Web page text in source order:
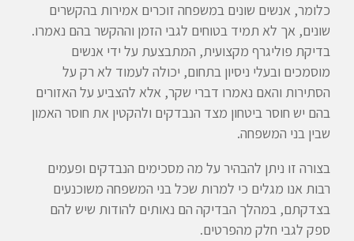
כלומר, אנשים שונים במשפחה זוכרים אמירות בהקשרים
שונים, אך לא תמיד בטוחים לגבי הזמן וההקשר בהם נאמרו.
בדיקת פוליגרף מקצועית, המתבצעת על ידי אנשים
מוסמכים ובעלי ניסיון בתחום, יכולה לעמוד לא רק על
הסתירות והאם נאמרו דברי שקר, אלא להצביע על האזורים
בהם יש חוסר ביטחון מצד הנבדקים ולהקטין את חוסר האמון
שבין בני המשפחה.
בצורה זו ניתן להבהיר על מה מסכימים הנבדקים ופעמים
רבות אנו מגלים כי למרות שכל בני המשפחה משוכנעים
בצדקתם, במהלך הבדיקה הם נאותים להודות שיש להם
ספק לגבי חלק מהפרטים.